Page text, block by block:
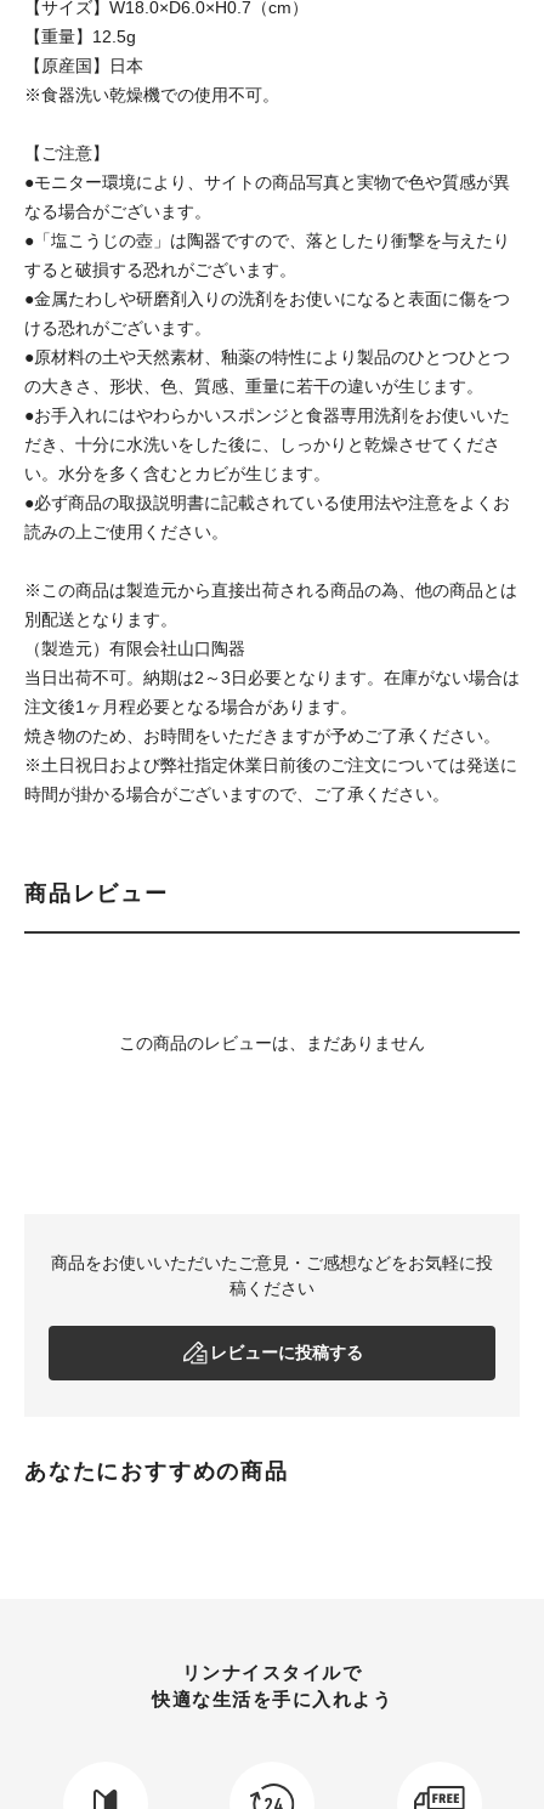
【サイズ】W18.0×D6.0×H0.7（cm）
【重量】12.5g
【原産国】日本
※食器洗い乾燥機での使用不可。
【ご注意】
●モニター環境により、サイトの商品写真と実物で色や質感が異
なる場合がございます。
●「塩こうじの壺」は陶器ですので、落としたり衝撃を与えたり
すると破損する恐れがございます。
●金属たわしや研磨剤入りの洗剤をお使いになると表面に傷をつ
ける恐れがございます。
●原材料の土や天然素材、釉薬の特性により製品のひとつひとつ
の大きさ、形状、色、質感、重量に若干の違いが生じます。
●お手入れにはやわらかいスポンジと食器専用洗剤をお使いいた
だき、十分に水洗いをした後に、しっかりと乾燥させてくださ
い。水分を多く含むとカビが生じます。
●必ず商品の取扱説明書に記載されている使用法や注意をよくお
読みの上ご使用ください。
※この商品は製造元から直接出荷される商品の為、他の商品とは
別配送となります。
（製造元）有限会社山口陶器
当日出荷不可。納期は2～3日必要となります。在庫がない場合は
注文後1ヶ月程必要となる場合があります。
焼き物のため、お時間をいただきますが予めご了承ください。
※土日祝日および弊社指定休業日前後のご注文については発送に
時間が掛かる場合がございますので、ご了承ください。
商品レビュー
この商品のレビューは、まだありません
商品をお使いいただいたご意見・ご感想などをお気軽に投
稿ください
レビューに投稿する
あなたにおすすめの商品
リンナイスタイルで
快適な生活を手に入れよう